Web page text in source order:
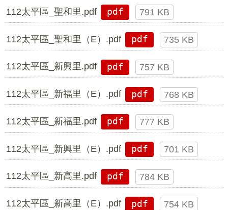
112太平區_聖和里.pdf pdf 791 KB
112太平區_聖和里（E）.pdf pdf 735 KB
112太平區_新興里.pdf pdf 757 KB
112太平區_新福里（E）.pdf pdf 768 KB
112太平區_新福里.pdf pdf 777 KB
112太平區_新興里（E）.pdf pdf 701 KB
112太平區_新高里.pdf pdf 784 KB
112太平區_新高里（E）.pdf pdf 754 KB